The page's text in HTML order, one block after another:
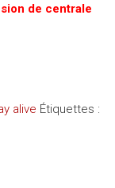
de centrale
alive Étiquettes :